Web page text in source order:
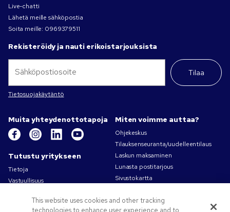
Live-chatti
Lähetä meille sähköpostia
Soita meille: 0969379511
Rekisteröidy ja nauti erikoistarjouksista
Tilaa
Tietosuojakäytäntö
Muita yhteydenottotapoja
Tutustu yritykseen
Tietoja
Vastuullisuus
Käyttöehdot
Miten voimme auttaa?
Ohjekeskus
Tilauksenseuranta/uudelleentilaus
Laskun maksaminen
Lunasta postitarjous
Sivustokartta
This website uses cookies and other tracking
technologies to enhance user experience and to